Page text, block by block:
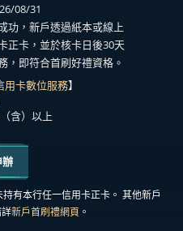
08/31
功，新戶透過紙本或線上
正卡，並於核卡日後30天
，即符合首刷好禮資格。
用卡數位服務】
含）以上
辦
有本行任一信用卡正卡。 其他新戶
新戶首刷禮網頁 。